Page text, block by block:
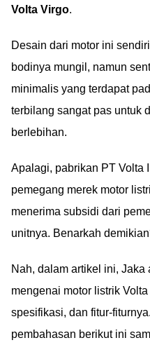
Volta Virgo.
Desain dari motor ini
bodinya mungil, namun
minimalis yang terdapat
terbilang sangat pas untuk
berlebihan.
Apalagi, pabrikan PT Volta
pemegang merek motor
menerima subsidi dari
unitnya. Benarkah
Nah, dalam artikel ini,
mengenai motor listrik
spesifikasi, dan fitur-
pembahasan berikut ini